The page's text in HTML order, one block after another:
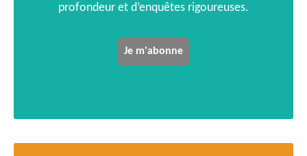
profondeur et d’enquêtes rigoureuses.
Je m'abonne